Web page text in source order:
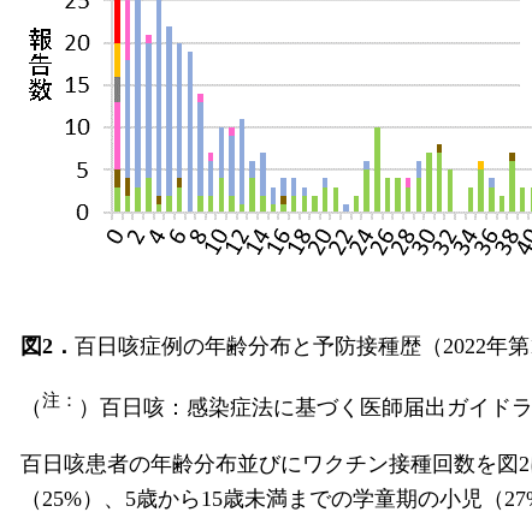
図2． 百日咳症例の年齢分布と予防接種歴（2022年
（注： ）百日咳：感染症法に基づく医師届出ガイド
百日咳患者の年齢分布並びにワクチン接種回数を図
（25%）、5歳から15歳未満までの学童期の小児（